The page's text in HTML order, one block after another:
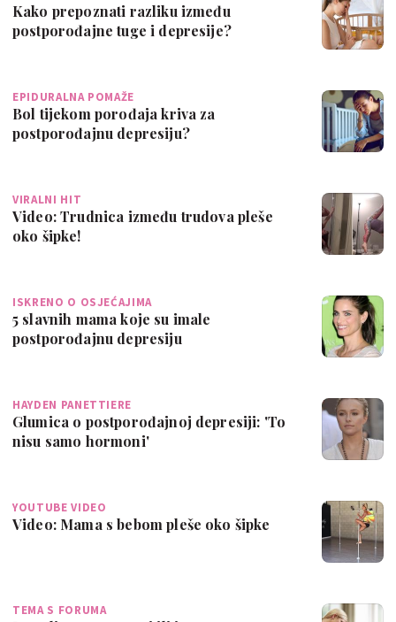
Kako prepoznati razliku između
postporođajne tuge i depresije?
EPIDURALNA POMAŽE
Bol tijekom porođaja kriva za
postporođajnu depresiju?
VIRALNI HIT
Video: Trudnica između trudova pleše
oko šipke!
ISKRENO O OSJEĆAJIMA
5 slavnih mama koje su imale
postporođajnu depresiju
HAYDEN PANETTIERE
Glumica o postporođajnoj depresiji: 'To
nisu samo hormoni'
YOUTUBE VIDEO
Video: Mama s bebom pleše oko šipke
TEMA S FORUMA